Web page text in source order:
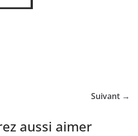
Suivant →
aussi aimer